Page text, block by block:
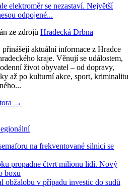
elektroměr se nezastaví. Největší
odpojené...
ze zdrojů Hradecká Drbna
aktuální informace z Hradce
kraje. Věnují se událostem,
život obyvatel – od dopravy,
až po kulturní akce, sport, kriminalitu
→
na frekventované silnici se
propadne čtvrt milionu lidí. Nový
boxu
obžalobu v případu investic do sudů